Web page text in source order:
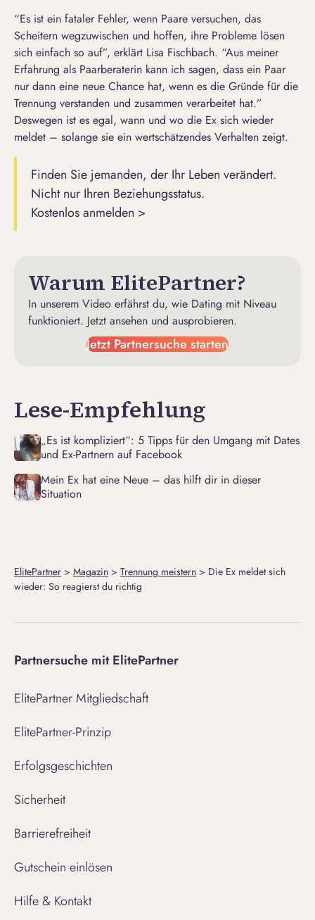
“Es ist ein fataler Fehler, wenn Paare versuchen, das
Scheitern wegzuwischen und hoffen, ihre Probleme lösen
sich einfach so auf”, erklärt Lisa Fischbach. “Aus meiner
Erfahrung als Paarberaterin kann ich sagen, dass ein Paar
nur dann eine neue Chance hat, wenn es die Gründe für die
Trennung verstanden und zusammen verarbeitet hat.”
Deswegen ist es egal, wann und wo die Ex sich wieder
meldet – solange sie ein wertschätzendes Verhalten zeigt.
Finden Sie jemanden, der Ihr Leben verändert.
Nicht nur Ihren Beziehungsstatus.
Kostenlos anmelden >
Warum ElitePartner?
In unserem Video erfährst du, wie Dating mit Niveau
funktioniert. Jetzt ansehen und ausprobieren.
Jetzt Partnersuche starten
Lese-Empfehlung
„Es ist kompliziert“: 5 Tipps für den Umgang mit Dates
und Ex-Partnern auf Facebook
Mein Ex hat eine Neue – das hilft dir in dieser
Situation
ElitePartner > Magazin > Trennung meistern > Die Ex meldet sich
wieder: So reagierst du richtig
Partnersuche mit ElitePartner
ElitePartner Mitgliedschaft
ElitePartner-Prinzip
Erfolgsgeschichten
Sicherheit
Barrierefreiheit
Gutschein einlösen
Hilfe & Kontakt